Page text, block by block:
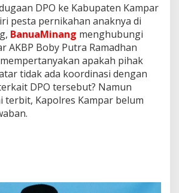
DPO ke Kabupaten Kampar
pesta pernikahan anaknya di
BanuaMinang menghubungi
AKBP Boby Putra Ramadhan
mempertanyakan apakah pihak
tidak ada koordinasi dengan
DPO tersebut? Namun
terbit, Kapolres Kampar belum